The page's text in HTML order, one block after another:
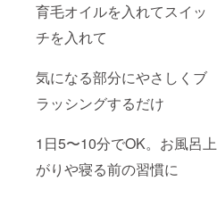
育毛オイルを入れてスイッ
チを入れて
気になる部分にやさしくブ
ラッシングするだけ
1日5〜10分でOK。お風呂上
がりや寝る前の習慣に